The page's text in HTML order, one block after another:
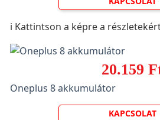
ℹ️ Kattintson a képre a
20.159
Oneplus 8 akkumulátor
KAPCSOLAT